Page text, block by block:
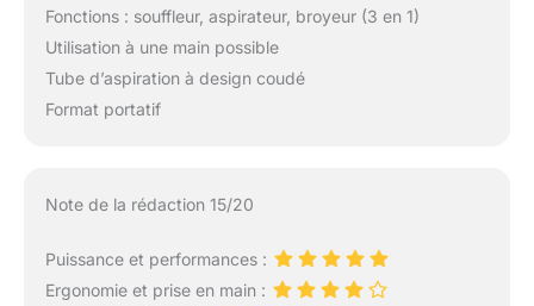
Fonctions : souffleur, aspirateur, broyeur (3 en 1)
Utilisation à une main possible
Tube d’aspiration à design coudé
Format portatif
Note de la rédaction 15/20
Puissance et performances :
Ergonomie et prise en main :